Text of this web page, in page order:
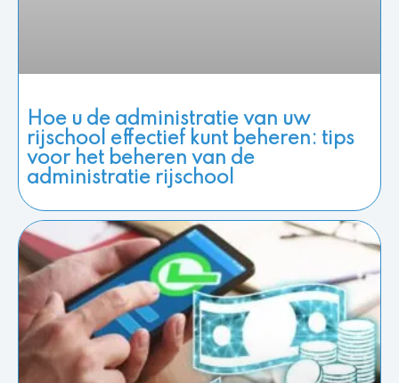
Hoe u de administratie van uw
rijschool effectief kunt beheren: tips
voor het beheren van de
administratie rijschool